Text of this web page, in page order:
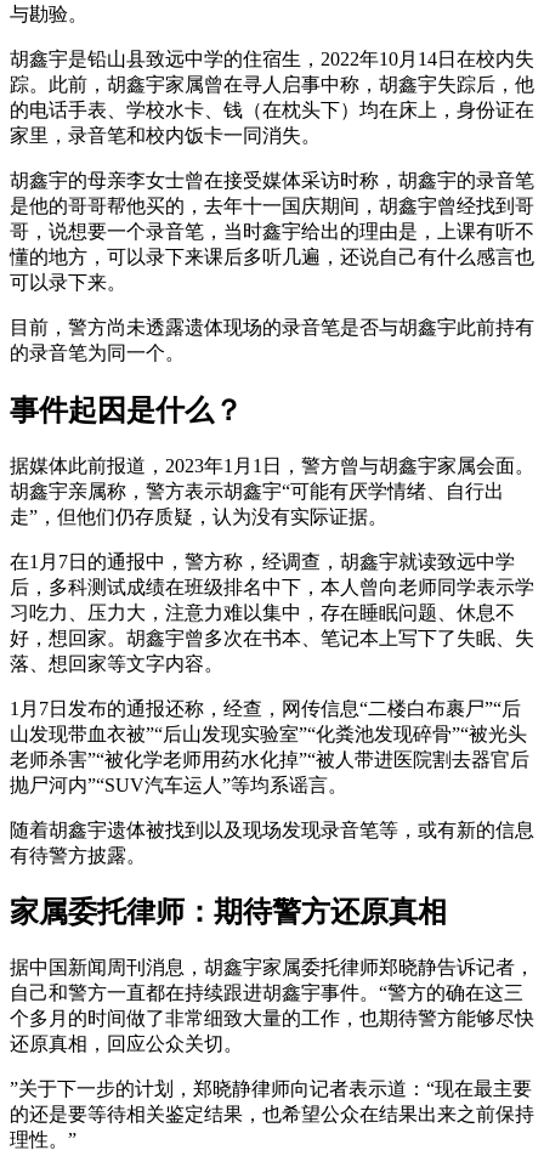
与勘验。
胡鑫宇是铅山县致远中学的住宿生，2022年10月14日在校内失
踪。此前，胡鑫宇家属曾在寻人启事中称，胡鑫宇失踪后，他
的电话手表、学校水卡、钱（在枕头下）均在床上，身份证在
家里，录音笔和校内饭卡一同消失。
胡鑫宇的母亲李女士曾在接受媒体采访时称，胡鑫宇的录音笔
是他的哥哥帮他买的，去年十一国庆期间，胡鑫宇曾经找到哥
哥，说想要一个录音笔，当时鑫宇给出的理由是，上课有听不
懂的地方，可以录下来课后多听几遍，还说自己有什么感言也
可以录下来。
目前，警方尚未透露遗体现场的录音笔是否与胡鑫宇此前持有
的录音笔为同一个。
事件起因是什么？
据媒体此前报道，2023年1月1日，警方曾与胡鑫宇家属会面。
胡鑫宇亲属称，警方表示胡鑫宇“可能有厌学情绪、自行出
走”，但他们仍存质疑，认为没有实际证据。
在1月7日的通报中，警方称，经调查，胡鑫宇就读致远中学
后，多科测试成绩在班级排名中下，本人曾向老师同学表示学
习吃力、压力大，注意力难以集中，存在睡眠问题、休息不
好，想回家。胡鑫宇曾多次在书本、笔记本上写下了失眠、失
落、想回家等文字内容。
1月7日发布的通报还称，经查，网传信息“二楼白布裹尸”“后
山发现带血衣被”“后山发现实验室”“化粪池发现碎骨”“被光头
老师杀害”“被化学老师用药水化掉”“被人带进医院割去器官后
抛尸河内”“SUV汽车运人”等均系谣言。
随着胡鑫宇遗体被找到以及现场发现录音笔等，或有新的信息
有待警方披露。
家属委托律师：期待警方还原真相
据中国新闻周刊消息，胡鑫宇家属委托律师郑晓静告诉记者，
自己和警方一直都在持续跟进胡鑫宇事件。“警方的确在这三
个多月的时间做了非常细致大量的工作，也期待警方能够尽快
还原真相，回应公众关切。
”关于下一步的计划，郑晓静律师向记者表示道：“现在最主要
的还是要等待相关鉴定结果，也希望公众在结果出来之前保持
理性。”